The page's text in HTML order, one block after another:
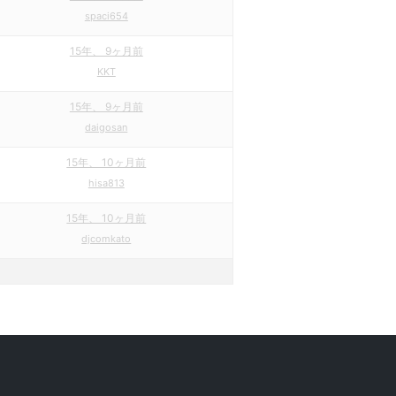
spaci654
15年、 9ヶ月前
KKT
15年、 9ヶ月前
daigosan
15年、 10ヶ月前
hisa813
15年、 10ヶ月前
djcomkato